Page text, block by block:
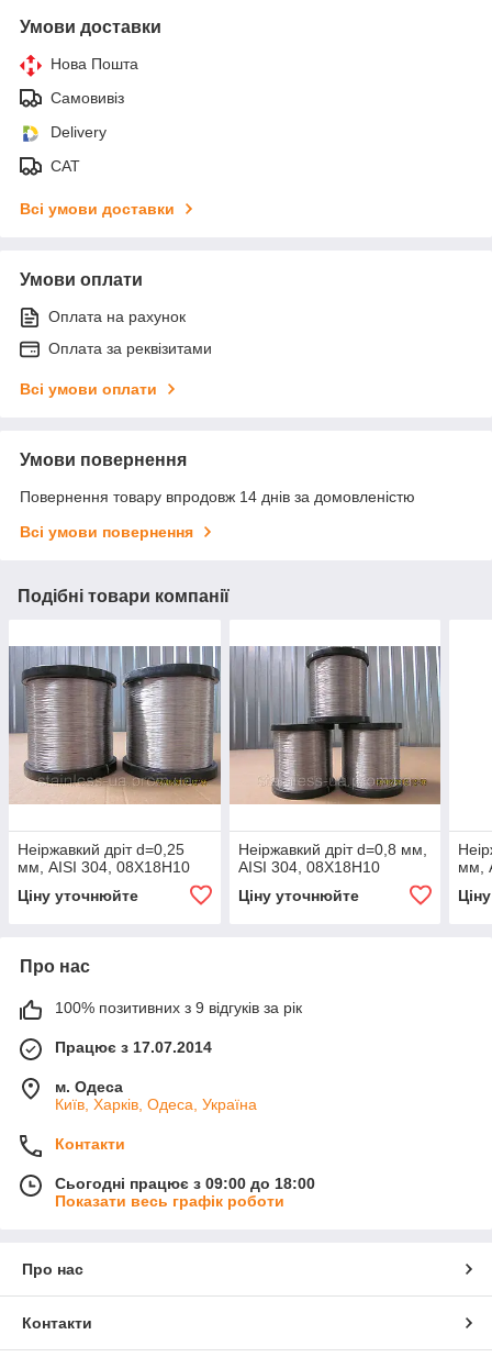
Умови доставки
Нова Пошта
Самовивіз
Delivery
САТ
Всі умови доставки
Умови оплати
Оплата на рахунок
Оплата за реквізитами
Всі умови оплати
Умови повернення
Повернення товару впродовж 14 днів за домовленістю
Всі умови повернення
Подібні товари компанії
Неіржавкий дріт d=0,25
мм, AISI 304, 08Х18Н10
Ціну уточнюйте
Неіржавкий дріт d=0,8 мм,
AISI 304, 08Х18Н10
Ціну уточнюйте
мм,
Про нас
100% позитивних з 9 відгуків за рік
Працює з 17.07.2014
м. Одеса
Київ, Харків, Одеса, Україна
Контакти
Сьогодні працює з 09:00 до 18:00
Показати весь графік роботи
Про нас
Контакти